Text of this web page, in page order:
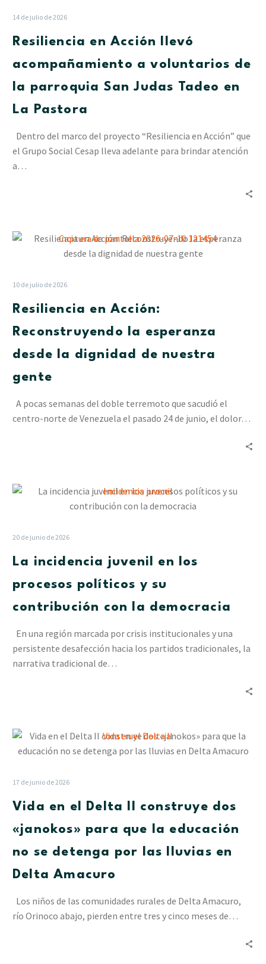
a
voluntarios
la
Judas
Tadeo
14 de julio de 2026
Resiliencia en Acción llevó
acompañamiento a voluntarios de
la parroquia San Judas Tadeo en
La Pastora
Dentro del marco del proyecto “Resiliencia en Acción” que
el Grupo Social Cesap lleva adelante para brindar atención
a…
Resiliencia
en
esperanza
desde
dignidad
gente
10 de julio de 2026
Resiliencia en Acción:
Reconstruyendo la esperanza
desde la dignidad de nuestra
gente
A pocas semanas del doble terremoto que sacudió el
centro-norte de Venezuela el pasado 24 de junio, el dolor…
La
incidencia
procesos
políticos
su
con
la
20 de junio de 2026
La incidencia juvenil en los
procesos políticos y su
contribución con la democracia
En una región marcada por crisis institucionales y una
persistente desafección hacia los partidos tradicionales, la
narrativa tradicional de…
Vida
en
construye
dos
para
educación
no
17 de junio de 2026
Vida en el Delta II construye dos
«janokos» para que la educación
no se detenga por las lluvias en
Delta Amacuro
Los niños de las comunidades rurales de Delta Amacuro,
río Orinoco abajo, pierden entre tres y cinco meses de…